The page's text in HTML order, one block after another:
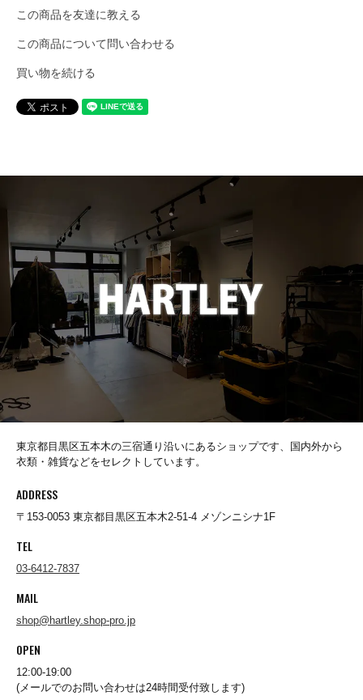
この商品を友達に教える
この商品について問い合わせる
買い物を続ける
FARFIELD ORIGINAL
FERNANDO GOMEZ
FLEURS DE BAGNE
freewaters
gicipi
Glencroft
東京都目黒区五本木の三宿通り沿いにあるショップです、国内外から
衣類・雑貨などをセレクトしています。
ADDRESS
〒153-0053 東京都目黒区五本木2-51-4 メゾンニシナ1F
TEL
03-6412-7837
MAIL
shop@hartley.shop-pro.jp
OPEN
12:00-19:00
(メールでのお問い合わせは24時間受付致します)